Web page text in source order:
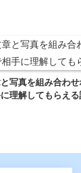
写真を組み合わ
理解してもらえる